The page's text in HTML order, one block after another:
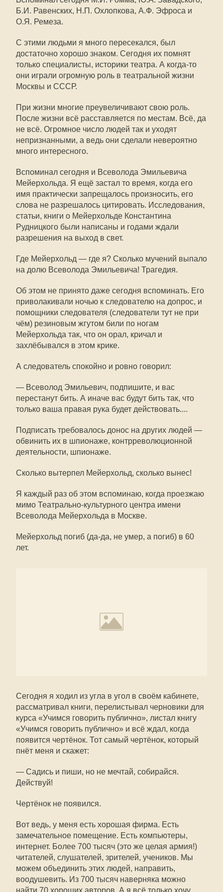
Б.И. Равенских, Н.П. Охлопкова, А.Ф. Эфроса и
О.Я. Ремеза.
С этими людьми я много пересекался, был
достаточно хорошо знаком. Сегодня их помнят
только специалисты, историки театра. А когда-то
они играли огромную роль в театральной жизни
Москвы и СССР.
При жизни многие преувеличивают свою роль.
После жизни всё расставляется по местам. Всё, да
не всё. Огромное число людей так и уходят
непризнанными, а ведь они сделали невероятно
много интересного.
Вспоминал сегодня и Всеволода Эмильевича
Мейерхольда. Я ещё застал то время, когда его
имя практически запрещалось произносить, его
слова не разрешалось цитировать. Исследования,
статьи, книги о Мейерхольде Константина
Рудницкого были написаны и годами ждали
разрешения на выход в свет.
Где Мейерхольд — где я? Сколько мучений выпало
на долю Всеволода Эмильевича! Трагедия.
Об этом не принято даже сегодня вспоминать. Его
приволакивали ночью к следователю на допрос, и
помощники следователя (следователи тут не при
чём) резиновым жгутом били по ногам
Мейерхольда так, что он орал, кричал и
захлёбывался в этом крике.
А следователь спокойно и ровно говорил:
— Всеволод Эмильевич, подпишите, и вас
перестанут бить. А иначе вас будут бить так, что
только ваша правая рука будет действовать....
Подписать требовалось донос на других людей —
обвинить их в шпионаже, контрреволюционной
деятельности, шпионаже.
Сколько вытерпел Мейерхольд, сколько вынес!
Я каждый раз об этом вспоминаю, когда проезжаю
мимо Театрально-культурного центра имени
Всеволода Мейерхольда в Москве.
Мейерхольд погиб (да-да, не умер, а погиб) в 60
лет.
Сегодня я ходил из угла в угол в своём кабинете,
рассматривал книги, перелистывал черновики для
курса «Учимся говорить публично», листал книгу
«Учимся говорить публично» и всё ждал, когда
появится чертёнок. Тот самый чертёнок, который
пнёт меня и скажет:
— Садись и пиши, но не мечтай, собирайся.
Действуй!
Чертёнок не появился.
Вот ведь, у меня есть хорошая фирма. Есть
замечательное помещение. Есть компьютеры,
интернет. Более 700 тысяч (это же целая армия!)
читателей, слушателей, зрителей, учеников. Мы
можем объединить этих людей, направить,
воодушевить. Из 700 тысяч наверняка можно
найти 70 хороших авторов. А я всё только хочу